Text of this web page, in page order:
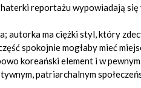
reportażu wypowiadają
autorka ma ciężki styl, który
spokojnie mogłaby mieć
koreański element i w
patriarchalnym